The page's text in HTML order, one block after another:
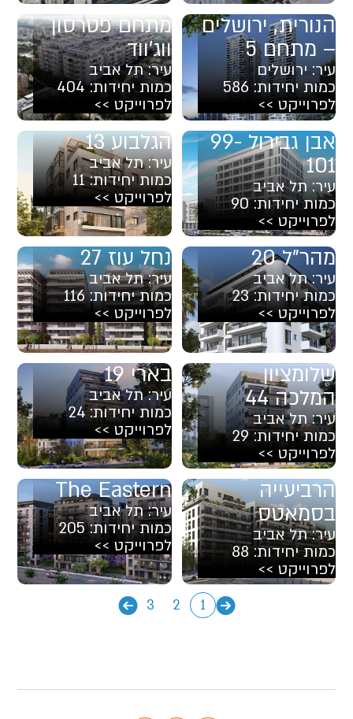
הנורית, ירושלים
– מתחם 5
עיר: ירושלים
כמות יחידות: 586
לפרוייקט >>
מתחם פטרסון
ווג'ווד
עיר: תל אביב
כמות יחידות: 404
לפרוייקט >>
אבן גבירול 99-
101
עיר: תל אביב
כמות יחידות: 90
לפרוייקט >>
הגלבוע 13
עיר: תל אביב
כמות יחידות: 11
לפרוייקט >>
מהר"ל 20
עיר: תל אביב
כמות יחידות: 23
לפרוייקט >>
נחל עוז 27
עיר: תל אביב
כמות יחידות: 116
לפרוייקט >>
שלומציון
המלכה 44
עיר: תל אביב
כמות יחידות: 29
לפרוייקט >>
בארי 19
עיר: תל אביב
כמות יחידות: 24
לפרוייקט >>
הרביעייה
בסמאטס
עיר: תל אביב
כמות יחידות: 88
לפרוייקט >>
The Eastern
עיר: תל אביב
כמות יחידות: 205
לפרוייקט >>
1
2
3